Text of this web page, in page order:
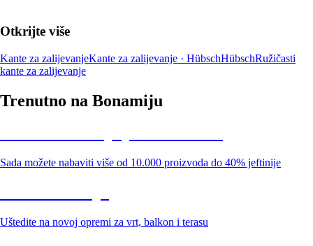
Otkrijte više
Kante za zalijevanjeKante za zalijevanje · HübschHübschRužičasti
kante za zalijevanje
Trenutno na Bonamiju
Sada možete nabaviti više od 10.000 proizvoda do 40% jeftinije
Uštedite na novoj opremi za vrt, balkon i terasu